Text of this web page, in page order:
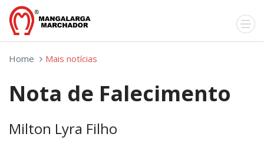
Home Mais notícias
Nota de Falecimento
Milton Lyra Filho